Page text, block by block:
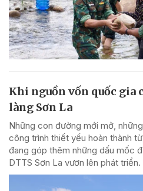
Khi nguồn vốn quốc gia
làng Sơn La
Những con đường mới mở,
công trình thiết yếu hoàn thành
đang góp thêm những dấu mốc
DTTS Sơn La vươn lên phát triển.